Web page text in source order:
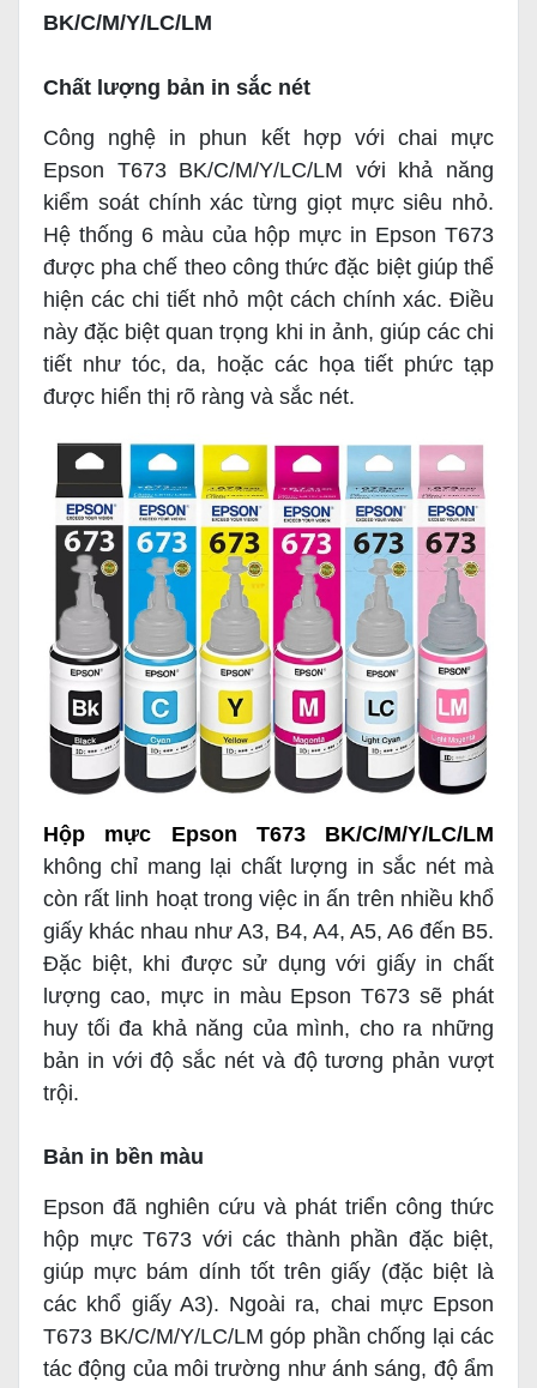
BK/C/M/Y/LC/LM
Chất lượng bản in sắc nét
Công nghệ in phun kết hợp với chai mực
Epson T673 BK/C/M/Y/LC/LM với khả năng
kiểm soát chính xác từng giọt mực siêu nhỏ.
Hệ thống 6 màu của hộp mực in Epson T673
được pha chế theo công thức đặc biệt giúp thể
hiện các chi tiết nhỏ một cách chính xác. Điều
này đặc biệt quan trọng khi in ảnh, giúp các chi
tiết như tóc, da, hoặc các họa tiết phức tạp
được hiển thị rõ ràng và sắc nét.
Hộp mực Epson T673 BK/C/M/Y/LC/LM
không chỉ mang lại chất lượng in sắc nét mà
còn rất linh hoạt trong việc in ấn trên nhiều khổ
giấy khác nhau như A3, B4, A4, A5, A6 đến B5.
Đặc biệt, khi được sử dụng với giấy in chất
lượng cao, mực in màu Epson T673 sẽ phát
huy tối đa khả năng của mình, cho ra những
bản in với độ sắc nét và độ tương phản vượt
trội.
Bản in bền màu
Epson đã nghiên cứu và phát triển công thức
hộp mực T673 với các thành phần đặc biệt,
giúp mực bám dính tốt trên giấy (đặc biệt là
các khổ giấy A3). Ngoài ra, chai mực Epson
T673 BK/C/M/Y/LC/LM góp phần chống lại các
tác động của môi trường như ánh sáng, độ ẩm